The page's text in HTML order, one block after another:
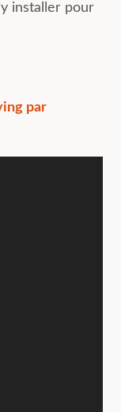
installer pour
par